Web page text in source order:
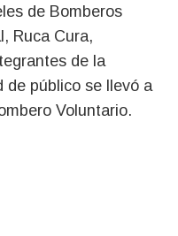
de Bomberos
Ruca Cura,
de la
de público se llevó a
Voluntario.